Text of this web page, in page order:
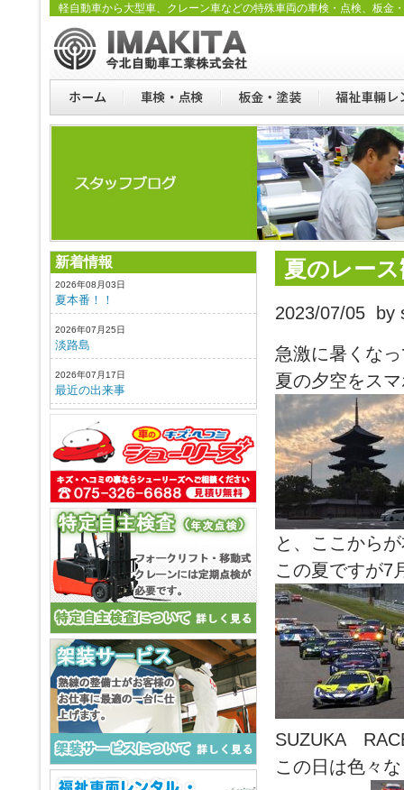
軽自動車から大型車、クレーン車などの特殊車両の車検・点検、板金
新着情報
2026年08月03日
夏本番！！
2026年07月25日
淡路島
2026年07月17日
最近の出来事
夏のレー
2023/07/05 by
急激に暑くな
夏の夕空をス
と、ここから
この夏ですが7
SUZUKA
この日は色々